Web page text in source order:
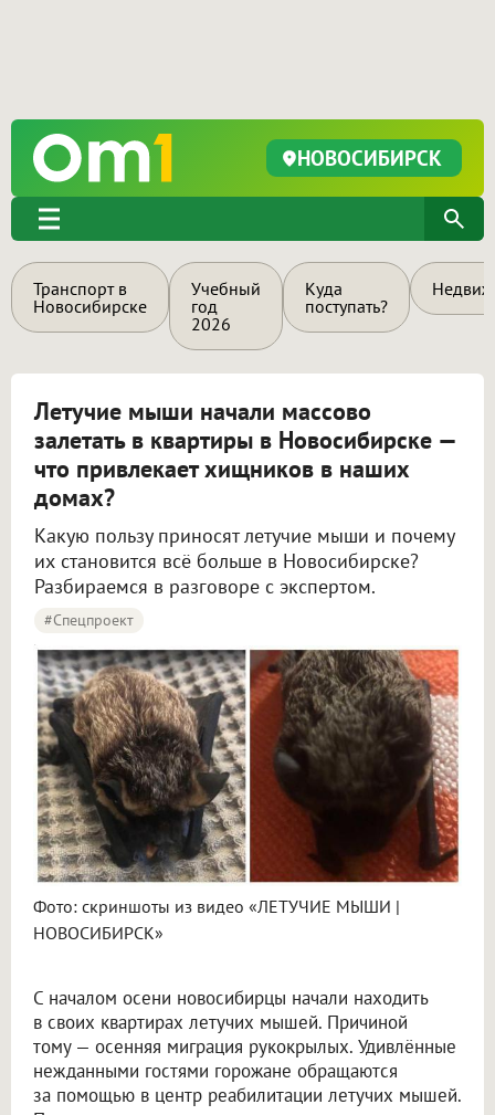
НОВОСИБИРСК
Транспорт в
Новосибирске
Учебный
год
2026
Куда
поступать?
Летучие мыши начали массово
залетать в квартиры в Новосибирске —
что привлекает хищников в наших
домах?
Какую пользу приносят летучие мыши и почему
их становится всё больше в Новосибирске?
Разбираемся в разговоре с экспертом.
#Спецпроект
Фото: скриншоты из видео «ЛЕТУЧИЕ МЫШИ |
НОВОСИБИРСК»
С началом осени новосибирцы начали находить
в своих квартирах летучих мышей. Причиной
тому — осенняя миграция рукокрылых. Удивлённые
нежданными гостями горожане обращаются
за помощью в центр реабилитации летучих мышей.